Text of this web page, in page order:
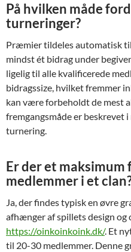
På hvilken måde
turneringer?
Præmier tildeles automatisk
mindst ét bidrag under
ligelig til alle kvalificerede
bidragssize, hvilket fremmer
kan være forbeholdt de mest
fremgangsmåde er beskrevet
turnering.
Er der et
medlemmer i et
Ja, der findes typisk en øvre
afhænger af spillets design og
https://oinkoinkoink.dk/. Et
til 20-30 medlemmer. Denne